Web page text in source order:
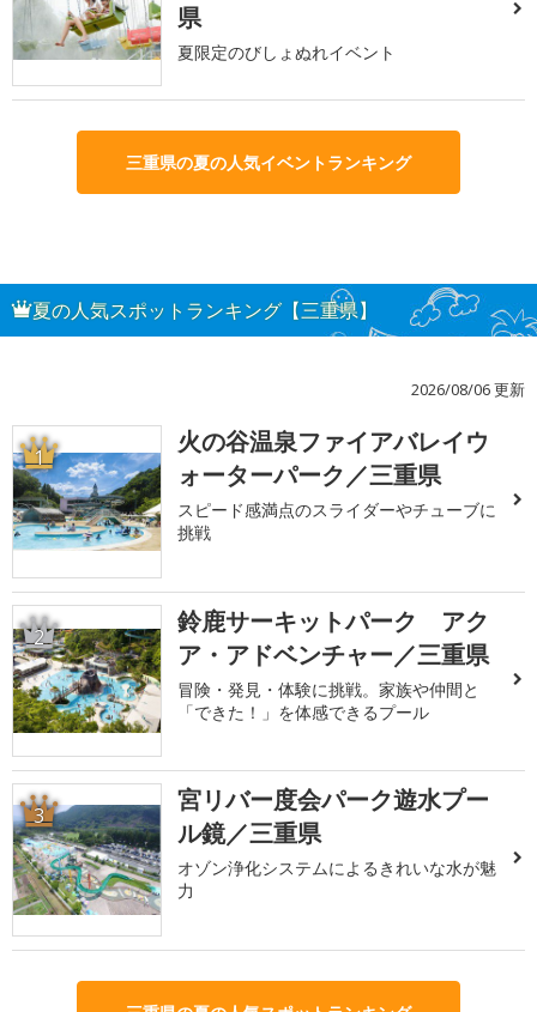
県
夏限定のびしょぬれイベント
三重県の夏の人気イベントランキング
夏の人気スポットランキング【三重県】
2026/08/06 更新
1
火の谷温泉ファイアバレイウ
ォーターパーク／三重県
スピード感満点のスライダーやチューブに
挑戦
2
鈴鹿サーキットパーク アク
ア・アドベンチャー／三重県
冒険・発見・体験に挑戦。家族や仲間と
「できた！」を体感できるプール
3
宮リバー度会パーク遊水プー
ル鏡／三重県
オゾン浄化システムによるきれいな水が魅
力